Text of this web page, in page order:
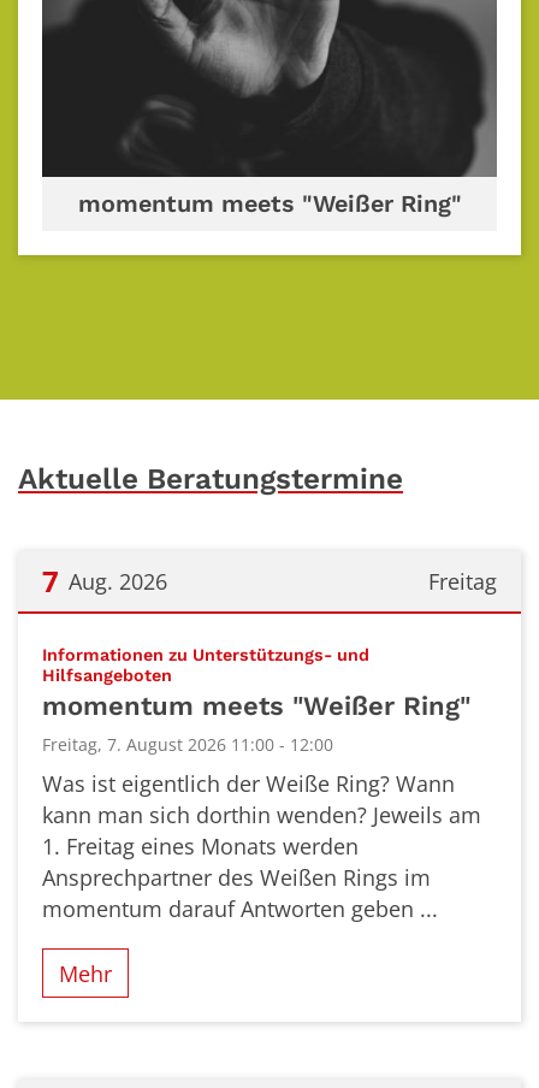
momentum meets "Weißer Ring"
Aktuelle Beratungstermine
Freitag
7 Aug. 2026
Informationen zu Unterstützungs- und
Hilfsangeboten
momentum meets "Weißer Ring"
Freitag, 7. August 2026 11:00 - 12:00
Was ist eigentlich der Weiße Ring? Wann
kann man sich dorthin wenden? Jeweils am
1. Freitag eines Monats werden
Ansprechpartner des Weißen Rings im
momentum darauf Antworten geben ...
Mehr